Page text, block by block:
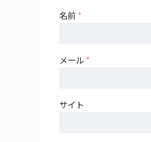
名前 *
メール *
サイト